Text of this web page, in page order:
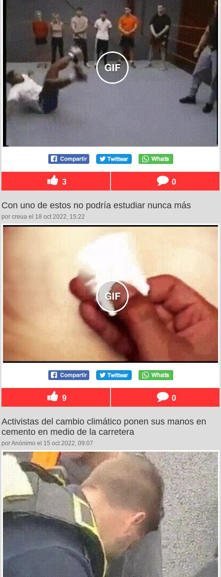
3 0
Con uno de estos no podría estudiar nunca más
por creua el 18 oct 2022, 15:22
9 0
Activistas del cambio climático ponen sus manos en
cemento en medio de la carretera
por Anónimo el 15 oct 2022, 09:07